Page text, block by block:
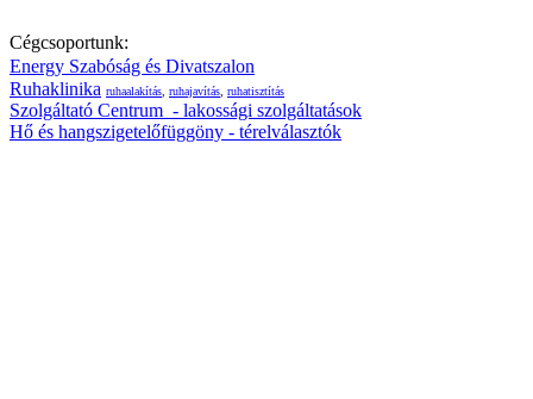
Cégcsoportunk:
Energy Szabóság és Divatszalon
Ruhaklinika ruhaalakítás ruhajavítás ruhatisztítás
Szolgáltató Centrum - lakossági szolgáltatások
Hő és hangszigetelőfüggöny - térelválasztók